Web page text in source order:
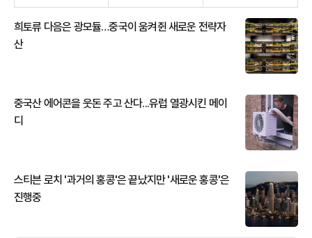
희토류 다음은 광모듈…중국이 움켜쥔 새로운 전략자
산
중국산 에어콘을 웃돈 주고 산다...유럽 열광시킨 메이
디
스티븐 로치 '과거의 홍콩'은 끝났지만 '새로운 홍콩'은
진행중